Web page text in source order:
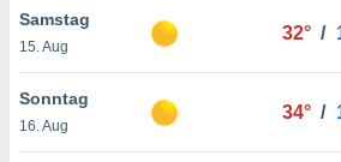
Samstag
15. Aug
32° /
Sonntag
16. Aug
34° /